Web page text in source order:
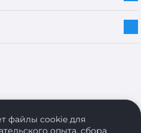
файлы cookie для
опыта, сбора